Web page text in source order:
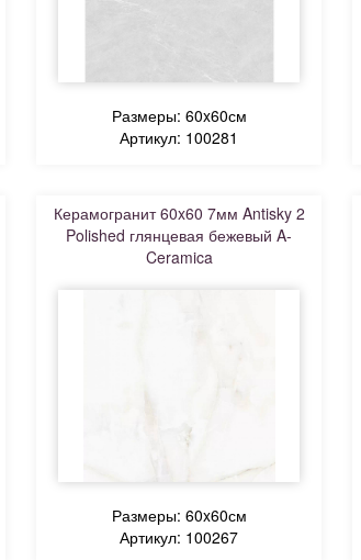
Размеры: 60x60см
Артикул: 100281
Керамогранит 60x60 7мм Antisky 2
Polished глянцевая бежевый A-
Ceramica
Размеры: 60x60см
Артикул: 100267